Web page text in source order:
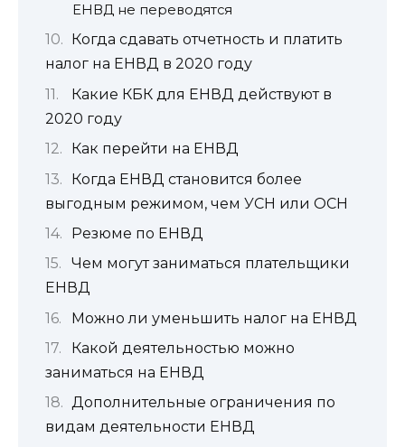
ЕНВД не переводятся
Когда сдавать отчетность и платить
налог на ЕНВД в 2020 году
Какие КБК для ЕНВД действуют в
2020 году
Как перейти на ЕНВД
Когда ЕНВД становится более
выгодным режимом, чем УСН или ОСН
Резюме по ЕНВД
Чем могут заниматься плательщики
ЕНВД
Можно ли уменьшить налог на ЕНВД
Какой деятельностью можно
заниматься на ЕНВД
Дополнительные ограничения по
видам деятельности ЕНВД